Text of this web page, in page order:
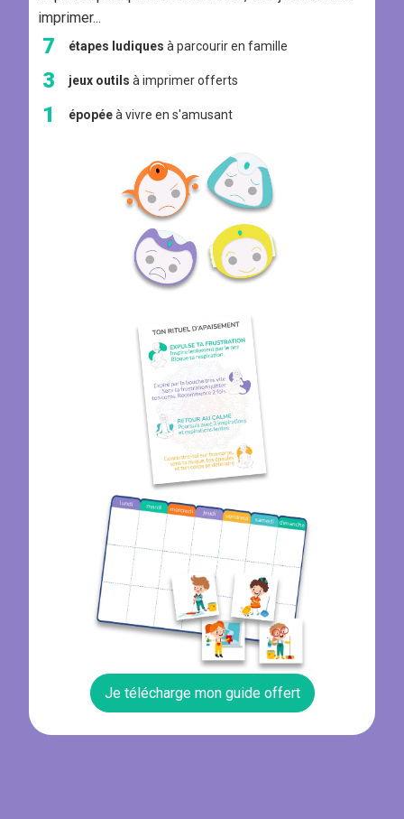
imprimer...
7 étapes ludiques à parcourir en famille
3 jeux outils à imprimer offerts
1 épopéeà vivre en s'amusant
Je télécharge mon guide offert